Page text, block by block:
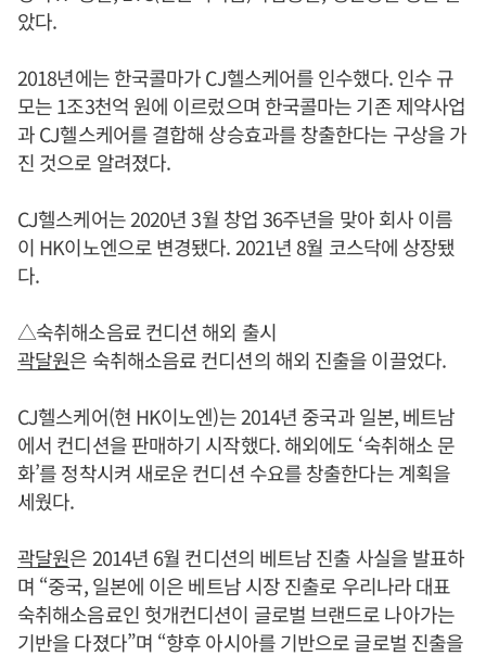
았다.
2018년에는 한국콜마가 CJ헬스케어를 인수했다. 인수 규
모는 1조3천억 원에 이르렀으며 한국콜마는 기존 제약사업
과 CJ헬스케어를 결합해 상승효과를 창출한다는 구상을 가
진 것으로 알려졌다.
CJ헬스케어는 2020년 3월 창업 36주년을 맞아 회사 이름
이 HK이노엔으로 변경됐다. 2021년 8월 코스닥에 상장됐
다.
△숙취해소음료 컨디션 해외 출시
곽달원은 숙취해소음료 컨디션의 해외 진출을 이끌었다.
CJ헬스케어(현 HK이노엔)는 2014년 중국과 일본, 베트남
에서 컨디션을 판매하기 시작했다. 해외에도 ‘숙취해소 문
화’를 정착시켜 새로운 컨디션 수요를 창출한다는 계획을
세웠다.
곽달원은 2014년 6월 컨디션의 베트남 진출 사실을 발표하
며 “중국, 일본에 이은 베트남 시장 진출로 우리나라 대표
숙취해소음료인 헛개컨디션이 글로벌 브랜드로 나아가는
기반을 다졌다”며 “향후 아시아를 기반으로 글로벌 진출을